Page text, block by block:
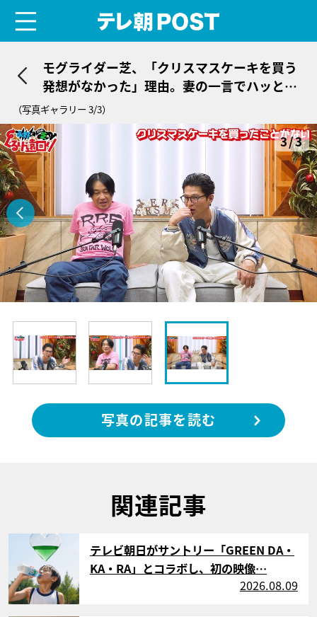
モグライダー芝、「クリスマスケーキを買う
発想がなかった」理由。妻の一言でハッとし
た“父の影響”
（写真ギャラリー 3/3）
3/3
写真の記事を読む
関連記事
テレビ朝日がサントリー「GREEN DA・
KA・RA」とコラボし、初の映像…
2026.08.09